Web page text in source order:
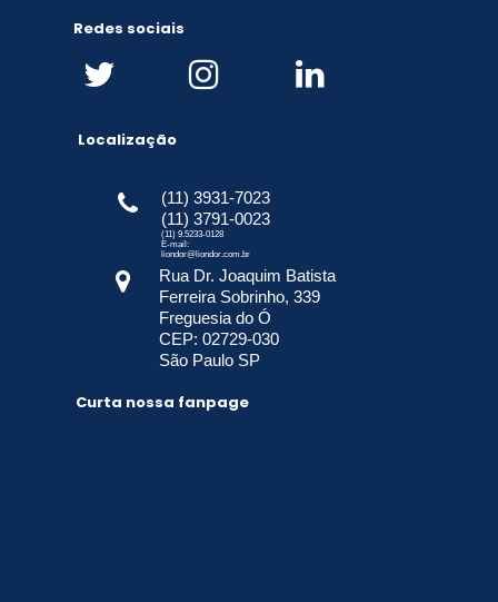
Redes sociais
  

(11) 3931-7023
(11) 3791-0023
(11) 9.5233-0128
E-mail:
liondor@liondor.com.br

Rua Dr. Joaquim Batista
Ferreira Sobrinho, 339
Freguesia do Ó
CEP: 02729-030
São Paulo SP
Localização
Curta nossa fanpage